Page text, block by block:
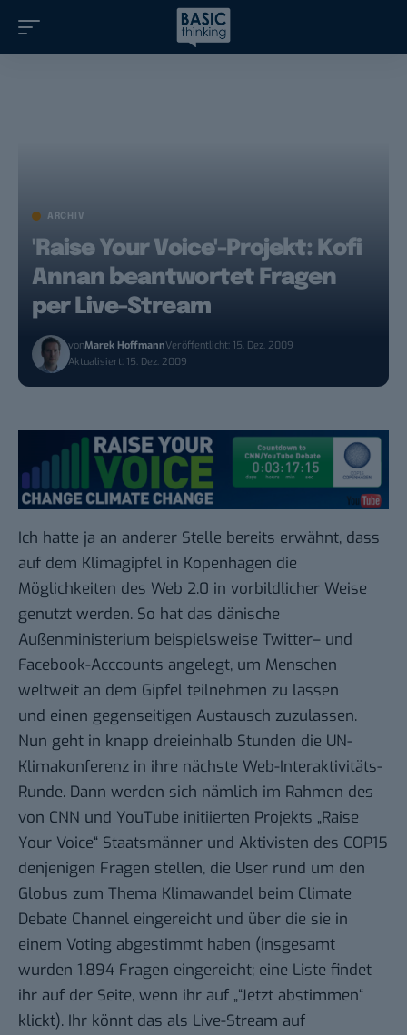
ARCHIV
'Raise Your Voice'-Projekt: Kofi
Annan beantwortet Fragen
per Live-Stream
vonMarek HoffmannVeröffentlicht: 15. Dez. 2009
Aktualisiert: 15. Dez. 2009
Ich hatte ja an anderer Stelle bereits erwähnt, dass
auf dem Klimagipfel in Kopenhagen die
Möglichkeiten des Web 2.0 in vorbildlicher Weise
genutzt werden. So hat das dänische
Außenministerium beispielsweise Twitter– und
Facebook-Acccounts angelegt, um Menschen
weltweit an dem Gipfel teilnehmen zu lassen
und einen gegenseitigen Austausch zuzulassen.
Nun geht in knapp dreieinhalb Stunden die UN-
Klimakonferenz in ihre nächste Web-Interaktivitäts-
Runde. Dann werden sich nämlich im Rahmen des
von CNN und YouTube initiierten Projekts „Raise
Your Voice“ Staatsmänner und Aktivisten des COP15
denjenigen Fragen stellen, die User rund um den
Globus zum Thema Klimawandel beim Climate
Debate Channel eingereicht und über die sie in
einem Voting abgestimmt haben (insgesamt
wurden 1.894 Fragen eingereicht; eine Liste findet
ihr auf der Seite, wenn ihr auf „“Jetzt abstimmen“
klickt). Ihr könnt das als Live-Stream auf